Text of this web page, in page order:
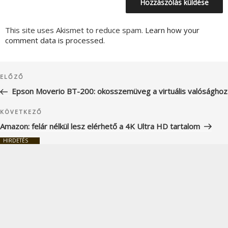
This site uses Akismet to reduce spam. Learn how your
comment data is processed.
navigáció
Korábbi
bejegyzés
ELŐZŐ
Epson Moverio BT-200: okosszemüveg a virtuális valósághoz
Következő
bejegyzés
KÖVETKEZŐ
Amazon: felár nélkül lesz elérhető a 4K Ultra HD tartalom
HIRDETÉS